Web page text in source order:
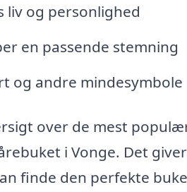
liv og personlighed
en passende stemning
og andre mindesymbole
over de mest
i Vonge. Det
finde den perfekte